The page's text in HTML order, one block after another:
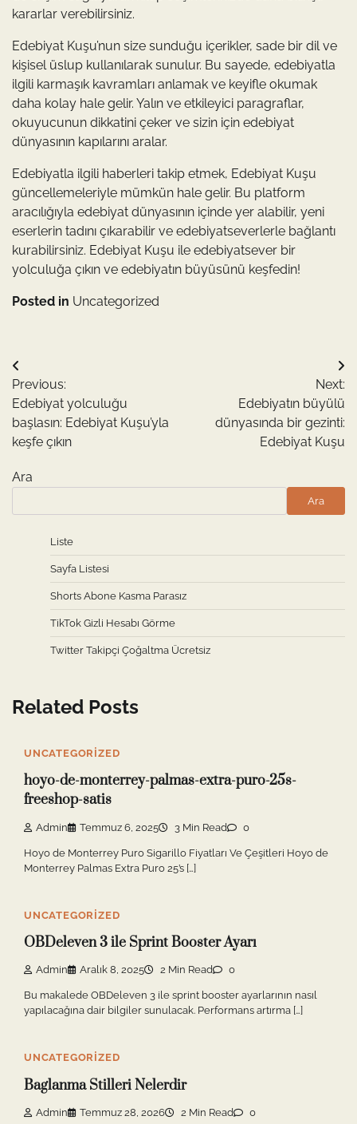
kararlar verebilirsiniz.
Edebiyat Kuşu’nun size sunduğu içerikler, sade bir dil ve
kişisel üslup kullanılarak sunulur. Bu sayede, edebiyatla
ilgili karmaşık kavramları anlamak ve keyifle okumak
daha kolay hale gelir. Yalın ve etkileyici paragraflar,
okuyucunun dikkatini çeker ve sizin için edebiyat
dünyasının kapılarını aralar.
Edebiyatla ilgili haberleri takip etmek, Edebiyat Kuşu
güncellemeleriyle mümkün hale gelir. Bu platform
aracılığıyla edebiyat dünyasının içinde yer alabilir, yeni
eserlerin tadını çıkarabilir ve edebiyatseverlerle bağlantı
kurabilirsiniz. Edebiyat Kuşu ile edebiyatsever bir
yolculuğa çıkın ve edebiyatın büyüsünü keşfedin!
Posted in Uncategorized
Yazı
gezinmesi
Previous:
Edebiyat yolculuğu
başlasın: Edebiyat Kuşu’yla
keşfe çıkın
Next:
Edebiyatın büyülü
dünyasında bir gezinti:
Edebiyat Kuşu
Ara
Ara
Liste
Sayfa Listesi
Shorts Abone Kasma Parasız
TikTok Gizli Hesabı Görme
Twitter Takipçi Çoğaltma Ücretsiz
Related Posts
UNCATEGORIZED
hoyo-de-monterrey-palmas-extra-puro-25s-
freeshop-satis
Admin Temmuz 6, 2025 3 Min Read 0
Hoyo de Monterrey Puro Sigarillo Fiyatları Ve Çeşitleri Hoyo de
Monterrey Palmas Extra Puro 25’s […]
UNCATEGORIZED
OBDeleven 3 ile Sprint Booster Ayarı
Admin Aralık 8, 2025 2 Min Read 0
Bu makalede OBDeleven 3 ile sprint booster ayarlarının nasıl
yapılacağına dair bilgiler sunulacak. Performans artırma […]
UNCATEGORIZED
Baglanma Stilleri Nelerdir
Admin Temmuz 28, 2026 2 Min Read 0